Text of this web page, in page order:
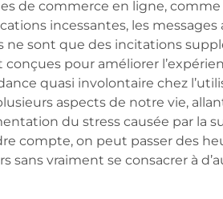
de commerce en ligne,
incessantes, les
sont que des incitations
pour améliorer
quasi involontaire chez
aspects de notre vie,
du stress causée par la
compte, on peut passer des
sans vraiment se consacrer à